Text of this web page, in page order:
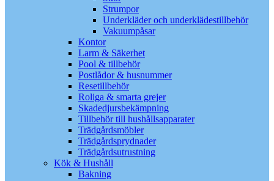
Strumpor
Underkläder och underklädestillbehör
Vakuumpåsar
Kontor
Larm & Säkerhet
Pool & tillbehör
Postlådor & husnummer
Resetillbehör
Roliga & smarta grejer
Skadedjursbekämpning
Tillbehör till hushållsapparater
Trädgårdsmöbler
Trädgårdsprydnader
Trädgårdsutrustning
Kök & Hushåll
Bakning